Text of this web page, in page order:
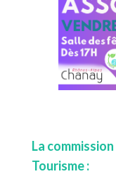
La
Tourisme :